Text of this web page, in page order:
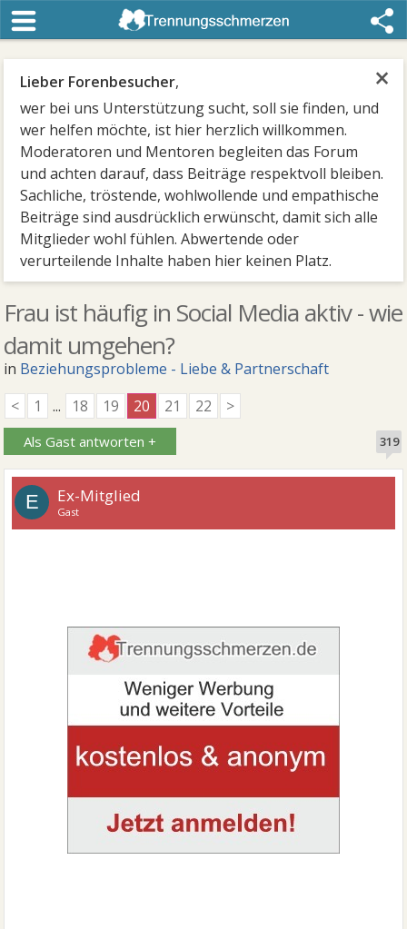
×
Lieber Forenbesucher,
wer bei uns Unterstützung sucht, soll sie finden, und
wer helfen möchte, ist hier herzlich willkommen.
Moderatoren und Mentoren begleiten das Forum
und achten darauf, dass Beiträge respektvoll bleiben.
Sachliche, tröstende, wohlwollende und empathische
Beiträge sind ausdrücklich erwünscht, damit sich alle
Mitglieder wohl fühlen. Abwertende oder
verurteilende Inhalte haben hier keinen Platz.
Frau ist häufig in Social Media aktiv - wie
damit umgehen?
in Beziehungsprobleme - Liebe & Partnerschaft
<
1 ... 18 19 20 21 22 >
Als Gast antworten + 319
E Ex-Mitglied
Gast